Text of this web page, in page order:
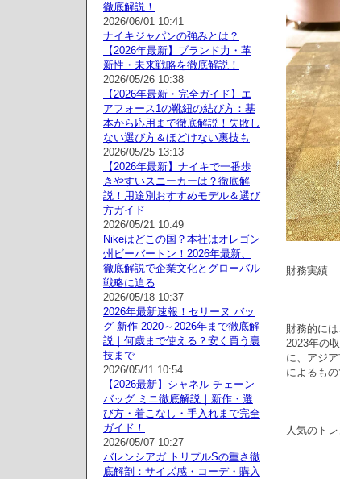
財務実績
財務的に
2023年の
に、アジ
によるもの
人気のト
徹底解説！
2026/06/01 10:41
ナイキジャパンの強みとは？
【2026年最新】ブランド力・革
新性・未来戦略を徹底解説！
2026/05/26 10:38
【2026年最新・完全ガイド】エ
アフォース1の靴紐の結び方：基
本から応用まで徹底解説！失敗し
ない選び方＆ほどけない裏技も
2026/05/25 13:13
【2026年最新】ナイキで一番歩
きやすいスニーカーは？徹底解
説！用途別おすすめモデル＆選び
方ガイド
2026/05/21 10:49
Nikeはどこの国？本社はオレゴン
州ビーバートン！2026年最新、
徹底解説で企業文化とグローバル
戦略に迫る
2026/05/18 10:37
2026年最新速報！セリーヌ バッ
グ 新作 2020～2026年まで徹底解
説｜何歳まで使える？安く買う裏
技まで
2026/05/11 10:54
【2026最新】シャネル チェーン
バッグ ミニ徹底解説｜新作・選
び方・着こなし・手入れまで完全
ガイド！
2026/05/07 10:27
バレンシアガ トリプルSの重さ徹
底解剖：サイズ感・コーデ・購入